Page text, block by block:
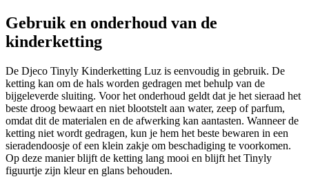
Gebruik en onderhoud van de
kinderketting
De Djeco Tinyly Kinderketting Luz is eenvoudig in gebruik. De
ketting kan om de hals worden gedragen met behulp van de
bijgeleverde sluiting. Voor het onderhoud geldt dat je het sieraad het
beste droog bewaart en niet blootstelt aan water, zeep of parfum,
omdat dit de materialen en de afwerking kan aantasten. Wanneer de
ketting niet wordt gedragen, kun je hem het beste bewaren in een
sieradendoosje of een klein zakje om beschadiging te voorkomen.
Op deze manier blijft de ketting lang mooi en blijft het Tinyly
figuurtje zijn kleur en glans behouden.